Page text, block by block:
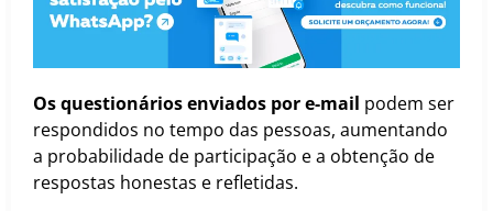
Os questionários enviados por e-mail podem ser
respondidos no tempo das pessoas, aumentando
a probabilidade de participação e a obtenção de
respostas honestas e refletidas.